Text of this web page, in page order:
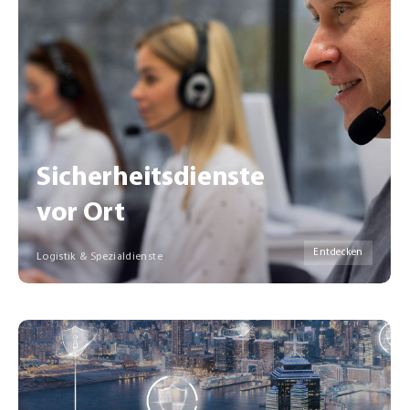
Sicherheitsdienste
vor Ort
Logistik & Spezialdienste Entdecken